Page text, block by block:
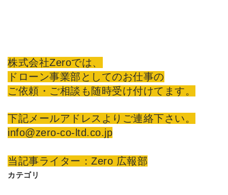
株式会社Zeroでは、
ドローン事業部としてのお仕事の
ご依頼・ご相談も随時受け付けてます。
下記メールアドレスよりご連絡下さい。
info@zero-co-ltd.co.jp
当記事ライター：Zero 広報部
カテゴリ